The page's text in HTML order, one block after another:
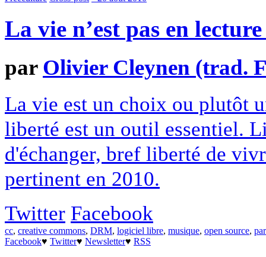
La vie n’est pas en lecture
par Olivier Cleynen (trad.
La vie est un choix ou plutôt
liberté est un outil essentiel.
d'échanger, bref liberté de
pertinent en 2010.
Twitter Facebook
cc, creative commons, DRM, logiciel libre, musique, open source,
Facebook♥ Twitter♥ Newsletter♥ RSS